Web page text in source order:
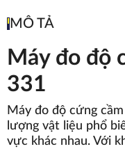
MÔ TẢ
Máy đo độ
331
Máy đo độ cứng
lượng vật liệu phổ
vực khác nhau. Với